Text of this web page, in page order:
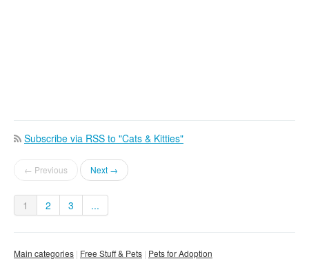
Subscribe via RSS to "Cats & Kitties"
← Previous Next →
1 2 3 ...
Main categories Free Stuff & Pets Pets for Adoption